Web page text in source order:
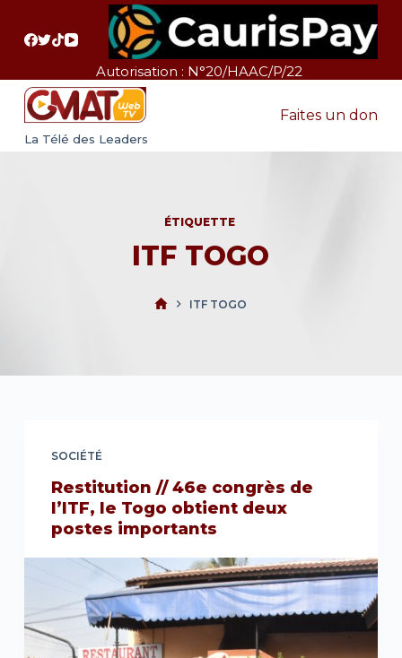
a
Autorisation : N°20/HAAC/P/22
La Télé des Leaders
Faites un don
ÉTIQUETTE
ITF TOGO
ITF TOGO
SOCIÉTÉ
Restitution // 46e congrès de
l’ITF, le Togo obtient deux
postes importants